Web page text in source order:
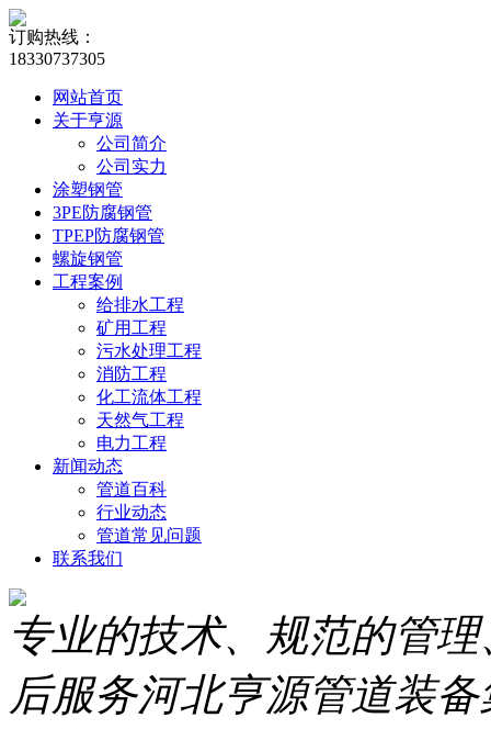
订购热线：
18330737305
网站首页
关于亨源
公司简介
公司实力
涂塑钢管
3PE防腐钢管
TPEP防腐钢管
螺旋钢管
工程案例
给排水工程
矿用工程
污水处理工程
消防工程
化工流体工程
天然气工程
电力工程
新闻动态
管道百科
行业动态
管道常见问题
联系我们
专业的技术、规范的管
后服务河北亨源管道装